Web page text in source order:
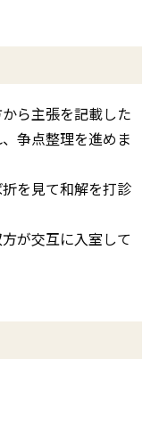
ら主張を記載した
争点整理を進めま
を見て和解を打診
が交互に入室して